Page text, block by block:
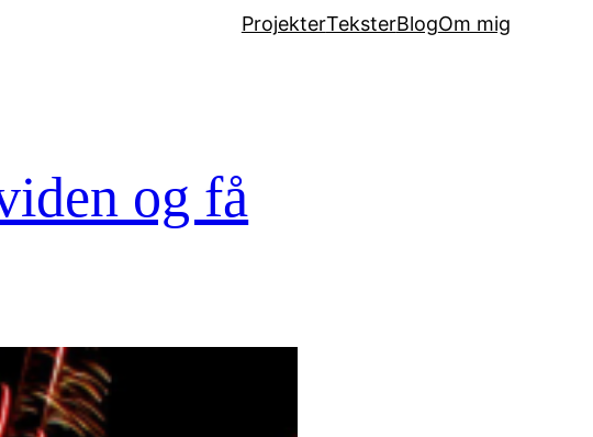
ProjekterTeksterBlogOm mig
og få